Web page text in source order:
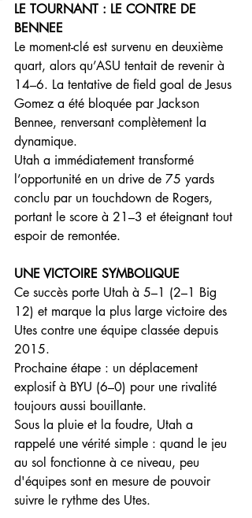
LE TOURNANT : LE CONTRE DE
BENNEE
Le moment-clé est survenu en deuxième
quart, alors qu’ASU tentait de revenir à
14–6. La tentative de field goal de Jesus
Gomez a été bloquée par Jackson
Bennee, renversant complètement la
dynamique.
Utah a immédiatement transformé
l’opportunité en un drive de 75 yards
conclu par un touchdown de Rogers,
portant le score à 21–3 et éteignant tout
espoir de remontée.
UNE VICTOIRE SYMBOLIQUE
Ce succès porte Utah à 5–1 (2–1 Big
12) et marque la plus large victoire des
Utes contre une équipe classée depuis
2015.
Prochaine étape : un déplacement
explosif à BYU (6–0) pour une rivalité
toujours aussi bouillante.
Sous la pluie et la foudre, Utah a
rappelé une vérité simple : quand le jeu
au sol fonctionne à ce niveau, peu
d'équipes sont en mesure de pouvoir
suivre le rythme des Utes.